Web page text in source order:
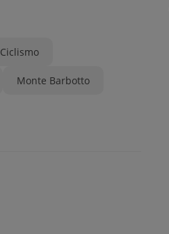
Ciclismo
Monte Barbotto